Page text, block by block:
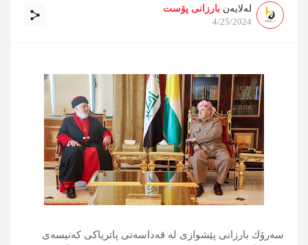
لەلایەن بارزانی پۆست
4/25/2024
سەرۆك بارزانی پێشوازی لە قەداسەتی پاتریاكی كەنیسەی